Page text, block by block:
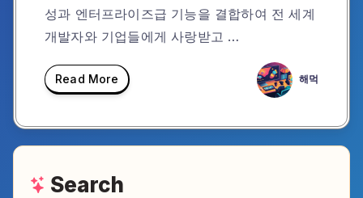
성과 엔터프라이즈급 기능을 결합하여 전 세계
개발자와 기업들에게 사랑받고 …
Read More 해먹
Search